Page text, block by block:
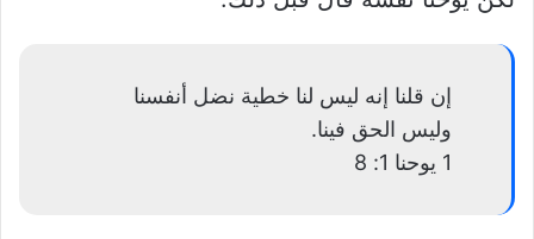
إن قلنا إنه ليس لنا خطية نضل أنفسنا
وليس الحق فينا.
1 يوحنا 1: 8